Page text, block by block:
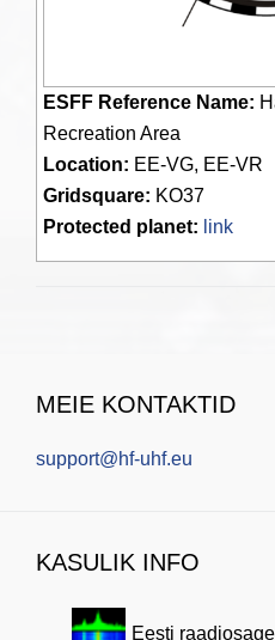
ESFF Reference Name:
Recreation Area
Location: EE-VG, EE-VR
Gridsquare: KO37
Protected planet: link
MEIE KONTAKTID
support@hf-uhf.eu
KASULIK INFO
Eesti